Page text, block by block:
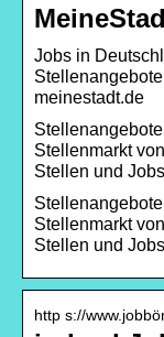
Jobs in
meinestadt.de
Stellenmarkt
Stellen und
Stellenmarkt
Stellen und
http s://